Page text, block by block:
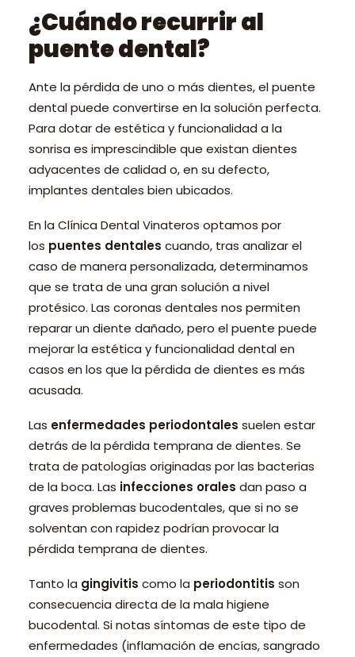
¿Cuándo recurrir al
puente dental?
Ante la pérdida de uno o más dientes, el puente
dental puede convertirse en la solución perfecta.
Para dotar de estética y funcionalidad a la
sonrisa es imprescindible que existan dientes
adyacentes de calidad o, en su defecto,
implantes dentales bien ubicados.
En la Clínica Dental Vinateros optamos por
los puentes dentales cuando, tras analizar el
caso de manera personalizada, determinamos
que se trata de una gran solución a nivel
protésico. Las coronas dentales nos permiten
reparar un diente dañado, pero el puente puede
mejorar la estética y funcionalidad dental en
casos en los que la pérdida de dientes es más
acusada.
Las enfermedades periodontales suelen estar
detrás de la pérdida temprana de dientes. Se
trata de patologías originadas por las bacterias
de la boca. Las infecciones orales dan paso a
graves problemas bucodentales, que si no se
solventan con rapidez podrían provocar la
pérdida temprana de dientes.
Tanto la gingivitis como la periodontitis son
consecuencia directa de la mala higiene
bucodental. Si notas síntomas de este tipo de
enfermedades (inflamación de encías, sangrado